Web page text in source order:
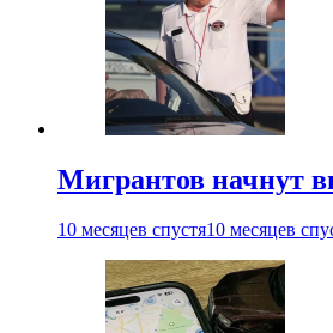
Мигрантов начнут
10 месяцев спустя10 месяцев